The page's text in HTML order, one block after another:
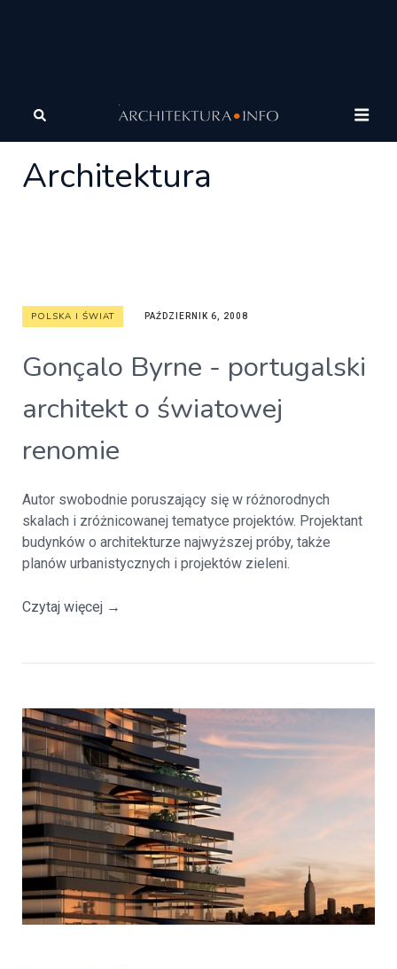
Architektura Architektura
Architektura
POLSKA I ŚWIAT PAŹDZIERNIK 6, 2008
Gonçalo Byrne - portugalski
architekt o światowej
renomie
Autor swobodnie poruszający się w różnorodnych
skalach i zróżnicowanej tematyce projektów. Projektant
budynków o architekturze najwyższej próby, także
planów urbanistycznych i projektów zieleni.
Czytaj więcej →